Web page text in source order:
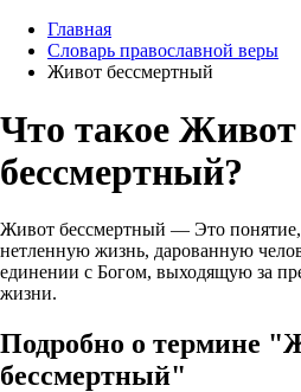
Главная
Словарь православной веры
Живот бессмертный
Что такое Живот
бессмертный?
Живот бессмертный — Это
нетленную жизнь, дарованную
единении с Богом, выходящую за
жизни.
Подробно о термине
бессмертный"